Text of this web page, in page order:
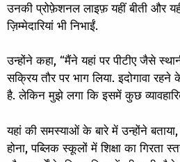
उनकी प्रोफ़ेशनल लाइफ़ यहीं बीती और
ज़िम्मेदारियां भी निभाईं.
उन्होंने कहा, “मैंने यहां पर पीटीए जैसे
सक्रिय तौर पर भाग लिया. इदोगावा
है. लेकिन मुझे लगा कि इसमें कुछ
यहां की समस्याओं के बारे में उन्होंने
होना, पब्लिक स्कूलों में शिक्षा का गिरता